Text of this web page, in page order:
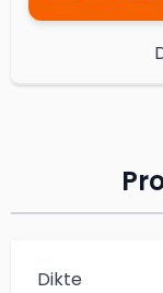
Dikte